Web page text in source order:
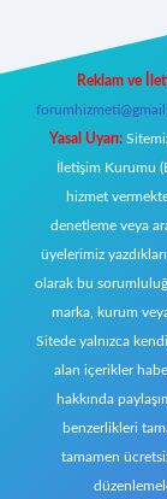
Reklam ve
Yasal Uyarı:
İletişim Kurumu
hizmet
denetleme veya
üyelerimiz
olarak bu
marka, kurum
Sitede yalnızca
alan içerikler
hakkında
benzerlikleri
tamamen